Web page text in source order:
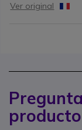
Ver original
producto